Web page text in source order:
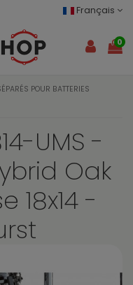
Français
0
POUR BATTERIES
UMS -
Oak
18x14 -